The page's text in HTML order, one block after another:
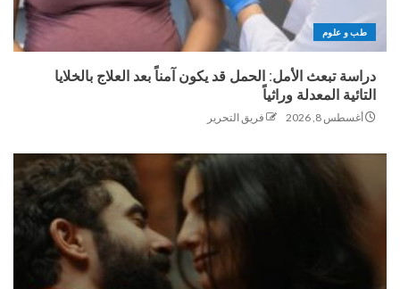
طب و علوم
دراسة تبعث الأمل: الحمل قد يكون آمناً بعد العلاج بالخلايا
التائية المعدلة وراثياً
أغسطس 8, 2026 فريق التحرير